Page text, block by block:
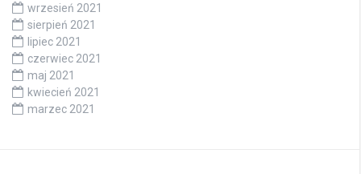
wrzesień 2021
sierpień 2021
lipiec 2021
czerwiec 2021
maj 2021
kwiecień 2021
marzec 2021